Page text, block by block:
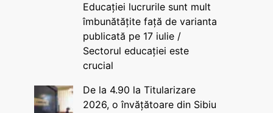
Educației lucrurile sunt mult
îmbunătățite față de varianta
publicată pe 17 iulie /
Sectorul educației este
crucial
De la 4.90 la Titularizare
2026, o învățătoare din Sibiu